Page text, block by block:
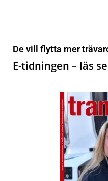
De vill flytta mer
E-tidningen – läs